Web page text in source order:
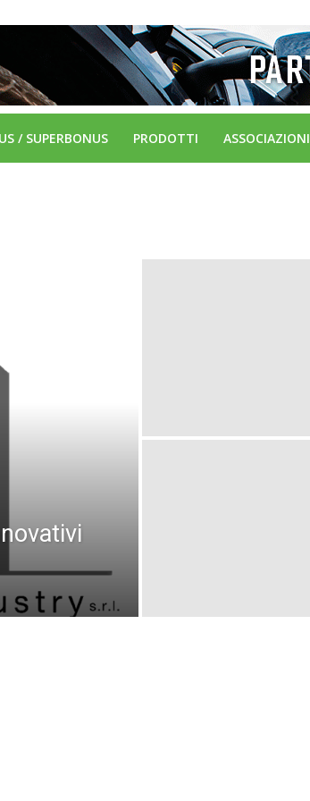
/ SUPERBONUS PRODOTTI ASSOCIAZIONI